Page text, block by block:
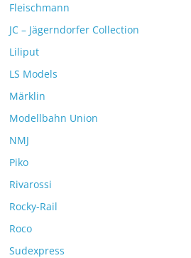
Fleischmann
JC – Jägerndorfer Collection
Liliput
LS Models
Märklin
Modellbahn Union
NMJ
Piko
Rivarossi
Rocky-Rail
Roco
Sudexpress